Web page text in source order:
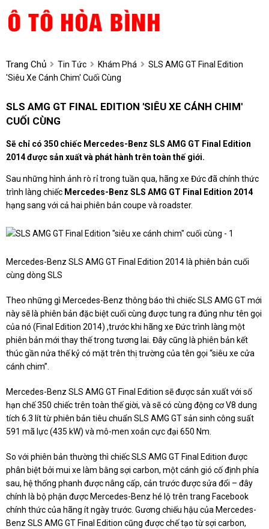
Trang Chủ Tin Tức Khám Phá
SLS AMG GT Final Edition
'siêu Xe Cánh Chim' Cuối Cùng
SLS AMG GT FINAL EDITION 'SIÊU XE CÁNH CHIM'
CUỐI CÙNG
Sẽ chỉ có 350 chiếc Mercedes-Benz SLS AMG GT Final Edition
2014 được sản xuất và phát hành trên toàn thế giới.
Sau những hình ảnh rò rỉ trong tuần qua, hãng xe Đức đã chính thức
trình làng chiếc Mercedes-Benz SLS AMG GT Final Edition 2014
hạng sang với cả hai phiên bản coupe và roadster.
Mercedes-Benz SLS AMG GT Final Edition 2014 là phiên bản cuối
cùng dòng SLS
Theo những gì Mercedes-Benz thông báo thì chiếc SLS AMG GT mới
này sẽ là phiên bản đặc biệt cuối cùng được tung ra đúng như tên gọi
của nó (Final Edition 2014) ,trước khi hãng xe Đức trình làng một
phiên bản mới thay thế trong tương lai. Đây cũng là phiên bản kết
thúc gần nửa thế kỷ có mặt trên thị trường của tên gọi “siêu xe cửa
cánh chim”.
Mercedes-Benz SLS AMG GT Final Edition sẽ được sản xuất với số
hạn chế 350 chiếc trên toàn thế giời, và sẽ có cùng động cơ V8 dung
tích 6.3 lít từ phiên bản tiêu chuẩn SLS AMG GT sản sinh công suất
591 mã lực (435 kW) và mô-men xoắn cực đại 650 Nm.
So với phiên bản thường thì chiếc SLS AMG GT Final Edition được
phân biệt bởi mui xe làm bằng sợi carbon, một cánh gió cố định phía
sau, hệ thống phanh được nâng cấp, cản trước được sửa đổi – đây
chính là bộ phận được Mercedes-Benz hé lộ trên trang Facebook
chính thức của hãng ít ngày trước. Gương chiếu hậu của Mercedes-
Benz SLS AMG GT Final Edition cũng được chế tạo từ sợi carbon,